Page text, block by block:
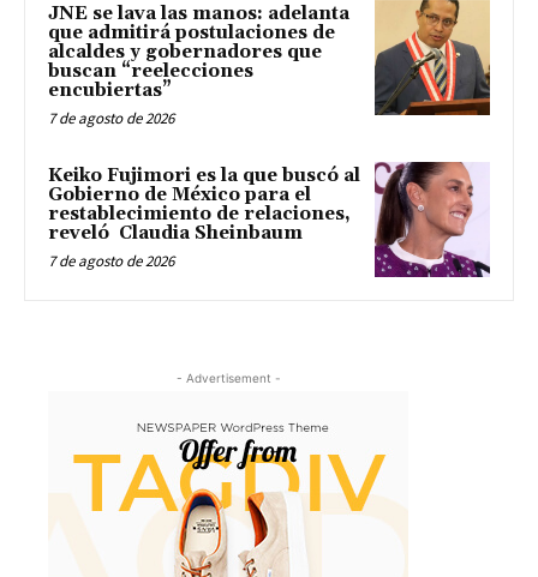
JNE se lava las manos: adelanta
que admitirá postulaciones de
alcaldes y gobernadores que
buscan “reelecciones
encubiertas”
7 de agosto de 2026
Keiko Fujimori es la que buscó al
Gobierno de México para el
restablecimiento de relaciones,
reveló Claudia Sheinbaum
7 de agosto de 2026
- Advertisement -